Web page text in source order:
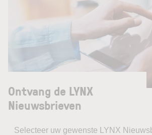
Ontvang de LYNX
Nieuwsbrieven
Selecteer uw gewenste LYNX